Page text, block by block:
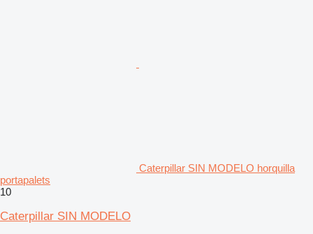
Caterpillar SIN MODELO horquilla
portapalets
10
Caterpillar SIN MODELO